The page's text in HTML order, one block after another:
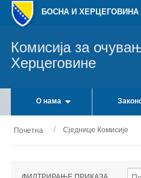
БОСНА И ХЕРЦЕГОВИНА
Комисија за
Херцеговине
О нама
Почетна Сједнице Комисије